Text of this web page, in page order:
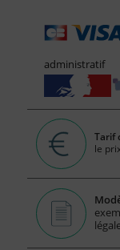
administratif
Tarif
le